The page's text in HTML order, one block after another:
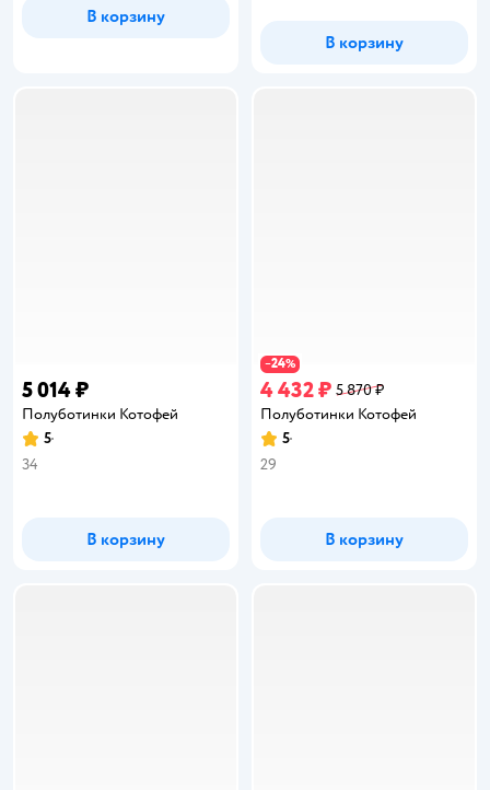
В корзину
В корзину
5 014 ₽
Полуботинки Котофей
Рейтинг:
5
34
В корзину
−24%
4 432 ₽ 5 870 ₽
Полуботинки Котофей
Рейтинг:
5
29
В корзину